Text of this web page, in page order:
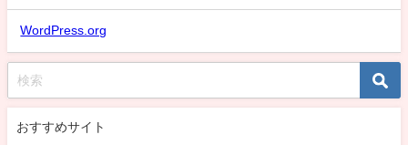
WordPress.org
おすすめサイト